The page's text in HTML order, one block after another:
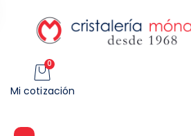
0
Mi cotización